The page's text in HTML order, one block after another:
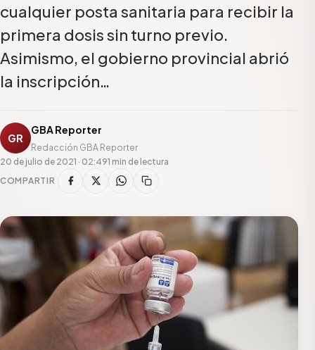
cualquier posta sanitaria para recibir la
primera dosis sin turno previo.
Asimismo, el gobierno provincial abrió
la inscripción…
GR
GBA Reporter
Redacción GBA Reporter
20 de julio de 2021 · 02:491 min de lectura
COMPARTIR